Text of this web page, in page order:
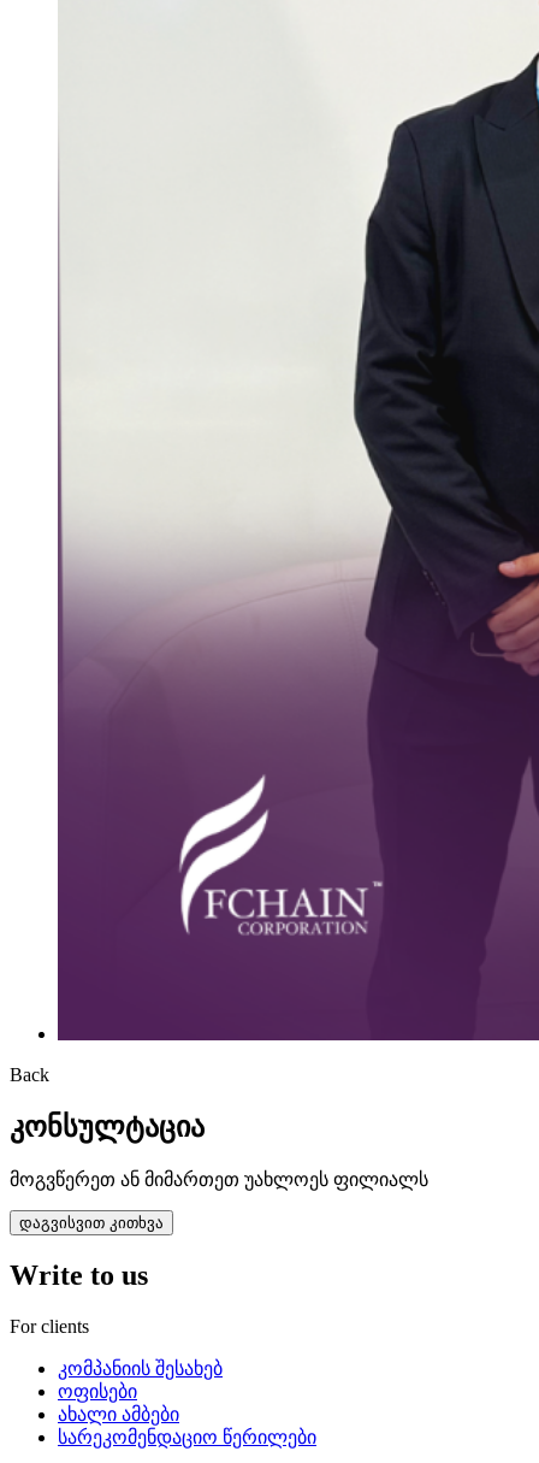
Back
კონსულტაცია
მოგვწერეთ ან მიმართეთ უახლოეს ფილიალს
დაგვისვით კითხვა
Write to us
For clients
კომპანიის შესახებ
ოფისები
ახალი ამბები
სარეკომენდაციო წერილები